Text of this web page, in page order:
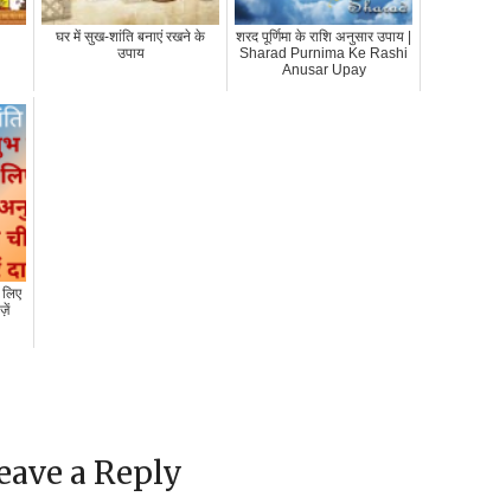
घर में सुख-शांति बनाएं रखने के
उपाय
शरद पूर्णिमा के राशि अनुसार उपाय |
Sharad Purnima Ke Rashi
Anusar Upay
a Reply